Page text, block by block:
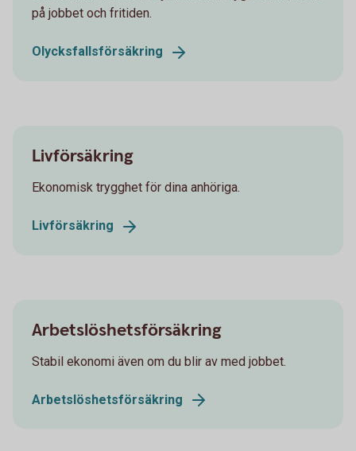
på jobbet och fritiden.
Olycksfallsförsäkring
Livförsäkring
Ekonomisk trygghet för dina anhöriga.
Livförsäkring
Arbetslöshetsförsäkring
Stabil ekonomi även om du blir av med jobbet.
Arbetslöshetsförsäkring